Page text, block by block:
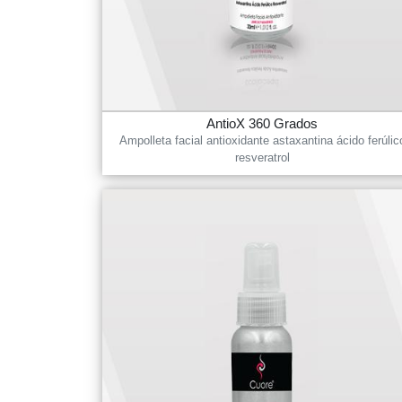
AntioX 360 Grados
Ampolleta facial antioxidante astaxantina ácido
resveratrol